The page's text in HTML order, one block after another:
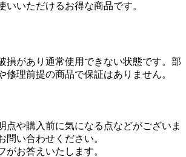
いいただけるお得な商品です。
損があり通常使用できない状態です。部
修理前提の商品で保証はありません。
点や購入前に気になる点などがございま
問い合わせください。
がお答えいたします。